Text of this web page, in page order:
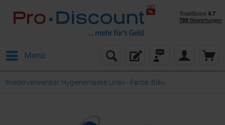
Menü
Wiederverwenbar Hygienemaske Liriax - Farbe: Blau